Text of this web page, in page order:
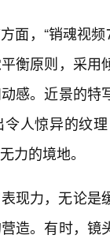
面，“销魂视
衡原则，采
感。近景的
人惊异的纹
力的境地。
现力，无论是
造。有时，